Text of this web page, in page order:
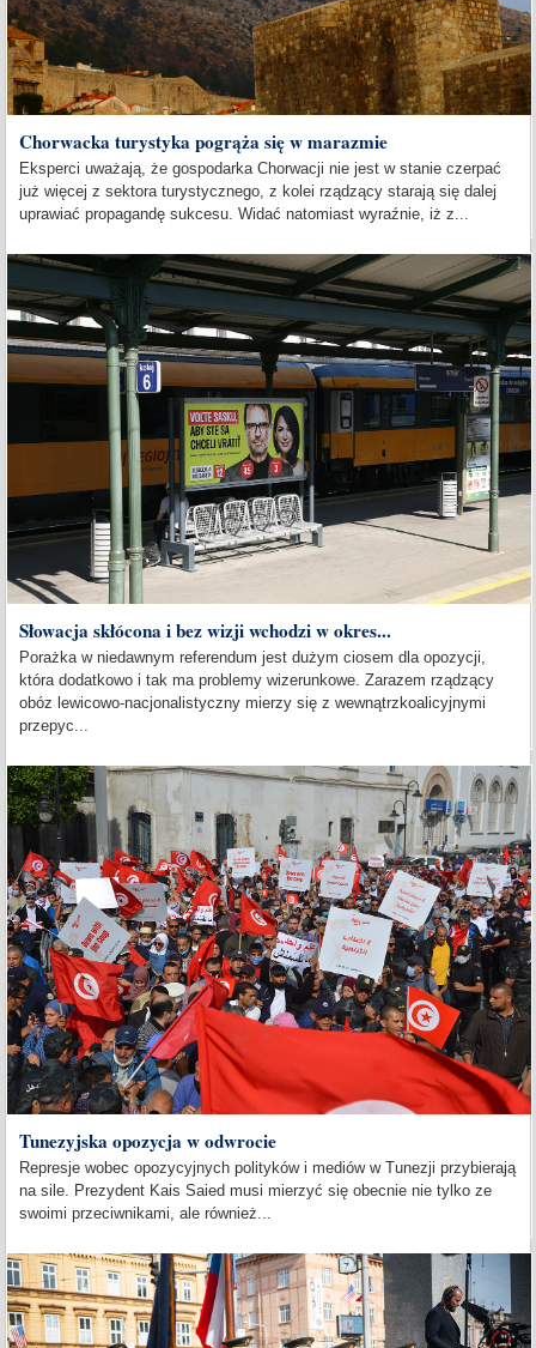
Chorwacka turystyka pogrąża się w marazmie
Eksperci uważają, że gospodarka Chorwacji nie jest w stanie czerpać
już więcej z sektora turystycznego, z kolei rządzący starają się dalej
uprawiać propagandę sukcesu. Widać natomiast wyraźnie, iż z...
Słowacja skłócona i bez wizji wchodzi w okres...
Porażka w niedawnym referendum jest dużym ciosem dla opozycji,
która dodatkowo i tak ma problemy wizerunkowe. Zarazem rządzący
obóz lewicowo-nacjonalistyczny mierzy się z wewnątrzkoalicyjnymi
przepyc...
Tunezyjska opozycja w odwrocie
Represje wobec opozycyjnych polityków i mediów w Tunezji przybierają
na sile. Prezydent Kais Saied musi mierzyć się obecnie nie tylko ze
swoimi przeciwnikami, ale również...